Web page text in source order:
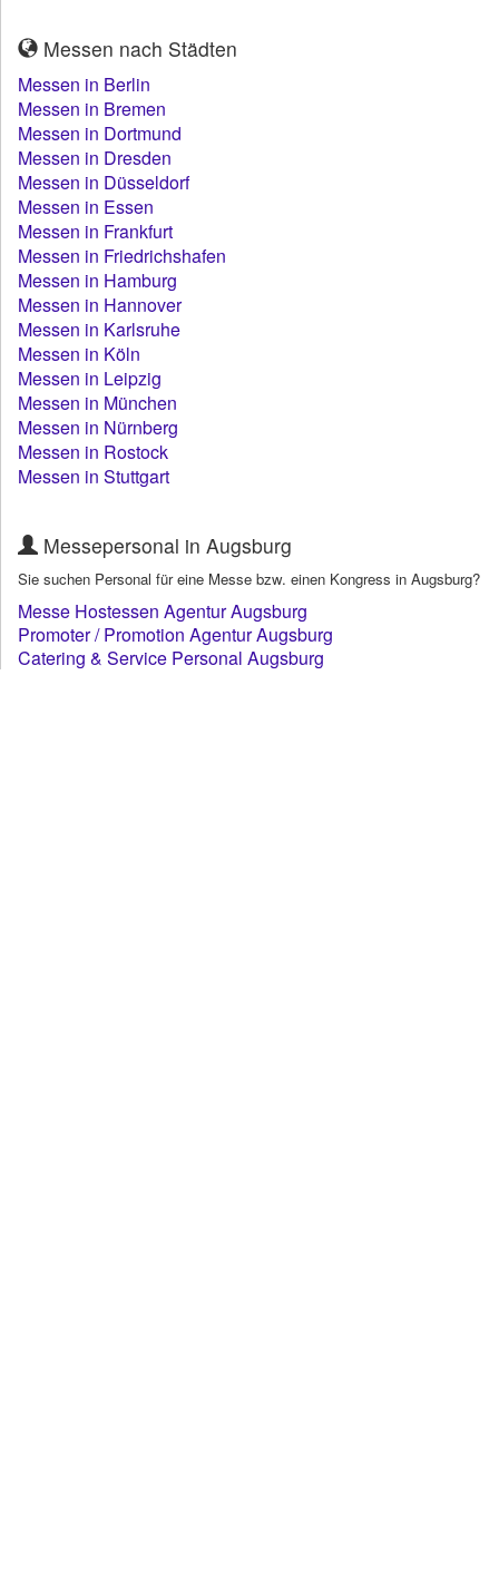
Messen nach Städten
Messen in Berlin
Messen in Bremen
Messen in Dortmund
Messen in Dresden
Messen in Düsseldorf
Messen in Essen
Messen in Frankfurt
Messen in Friedrichshafen
Messen in Hamburg
Messen in Hannover
Messen in Karlsruhe
Messen in Köln
Messen in Leipzig
Messen in München
Messen in Nürnberg
Messen in Rostock
Messen in Stuttgart
Messepersonal in Augsburg
Sie suchen Personal für eine Messe bzw. einen Kongress in Augsburg?
Messe Hostessen Agentur Augsburg
Promoter / Promotion Agentur Augsburg
Catering & Service Personal Augsburg